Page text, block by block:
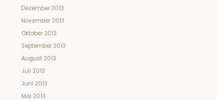
Dezember 2013
November 2013
Oktober 2013
September 2013
August 2013
Juli 2013
Juni 2013
Mai 2013